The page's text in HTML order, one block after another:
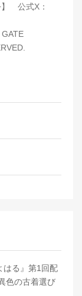
】 公式X：
はる』第1回配
色の古着選び